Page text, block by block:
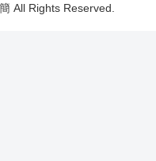
All Rights Reserved.